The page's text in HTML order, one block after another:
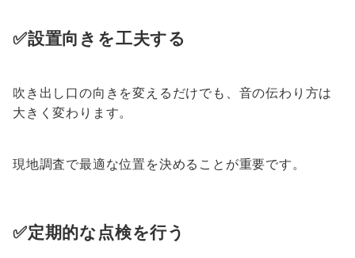
✅設置向きを工夫する
吹き出し口の向きを変えるだけでも、音の伝わり方は
大きく変わります。
現地調査で最適な位置を決めることが重要です。
✅定期的な点検を行う